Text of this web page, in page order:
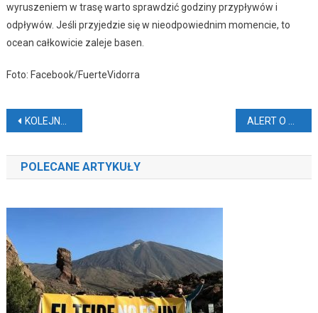
wyruszeniem w trasę warto sprawdzić godziny przypływów i
odpływów. Jeśli przyjedzie się w nieodpowiednim momencie, to
ocean całkowicie zaleje basen.
Foto: Facebook/FuerteVidorra
Nawigacja
wpisu
KOLEJNE WSTRZĄSY NA TENERYFIE
POLECANE ARTYKUŁY